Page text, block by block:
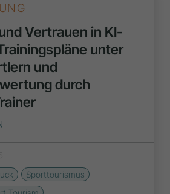
Vertrauen in KI-
unter
und
durch
Sporttourismus